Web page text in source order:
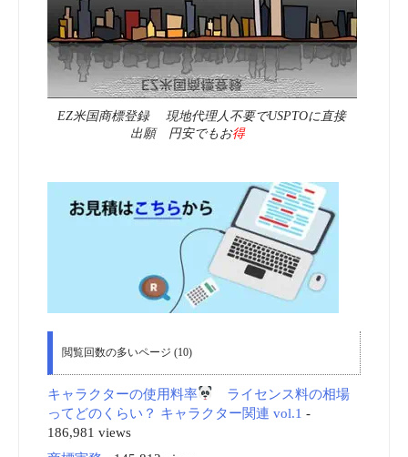
EZ米国商標登録 現地代理人不要でUSPTOに直接
出願 円安でもお得
閲覧回数の多いページ (10)
キャラクターの使用料率
ライセンス料の相場
ってどのくらい？ キャラクター関連 vol.1 -
186,981 views